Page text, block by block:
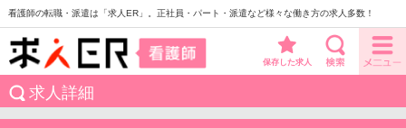
看護師の転職・派遣は「求人ER」。正社員・パート・派遣など様々な働き方の求人多数！
保存した求人
求人詳細